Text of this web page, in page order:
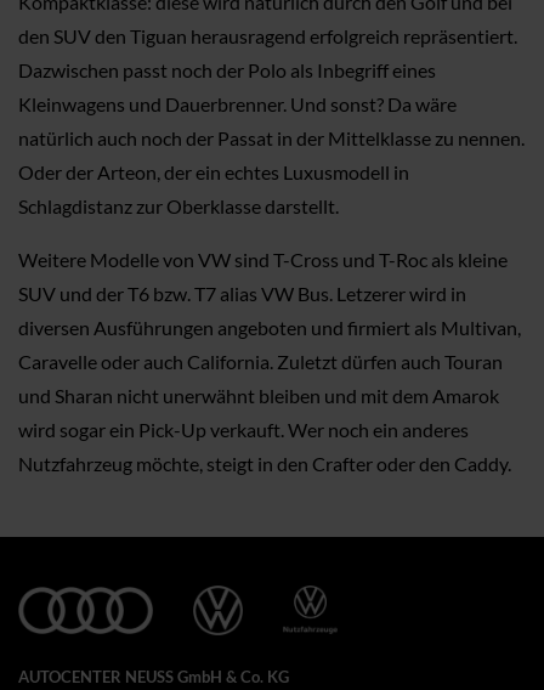
den SUV den Tiguan herausragend erfolgreich repräsentiert.
Dazwischen passt noch der Polo als Inbegriff eines
Kleinwagens und Dauerbrenner. Und sonst? Da wäre
natürlich auch noch der Passat in der Mittelklasse zu nennen.
Oder der Arteon, der ein echtes Luxusmodell in
Schlagdistanz zur Oberklasse darstellt.
Weitere Modelle von VW sind T-Cross und T-Roc als kleine
SUV und der T6 bzw. T7 alias VW Bus. Letzerer wird in
diversen Ausführungen angeboten und firmiert als Multivan,
Caravelle oder auch California. Zuletzt dürfen auch Touran
und Sharan nicht unerwähnt bleiben und mit dem Amarok
wird sogar ein Pick-Up verkauft. Wer noch ein anderes
Nutzfahrzeug möchte, steigt in den Crafter oder den Caddy.
AUTOCENTER NEUSS GmbH & Co. KG